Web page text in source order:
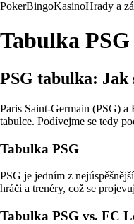
PokerBingoKasinoHrady a
Tabulka
PSG tabulka: Jak
Paris Saint-Germain (PSG)
tabulce. Podívejme se tedy
Tabulka PSG
PSG je jedním z
hráči a trenéry, což se
Tabulka PSG vs. FC